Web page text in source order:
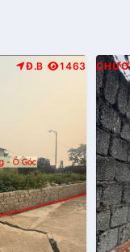
Đ.B 1463